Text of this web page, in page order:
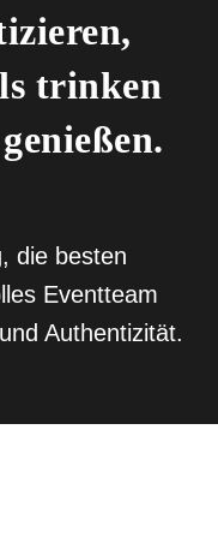
trinken
die besten
Eventteam
Authentizität.